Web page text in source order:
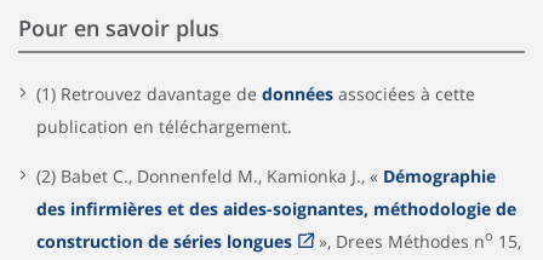
Pour en savoir plus
(1) Retrouvez davantage de données associées à cette
publication en téléchargement.
(2) Babet C., Donnenfeld M., Kamionka J., « Démographie
des infirmières et des aides-soignantes, méthodologie de
construction de séries longues
», Drees Méthodes no 15,